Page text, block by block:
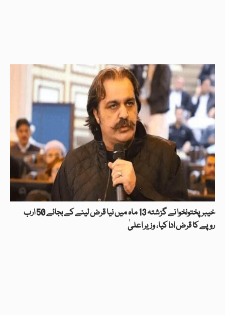
خیبرپختونخوا نے گزشتہ 13 ماہ میں نیا قرض لینے کے بجائے 50 ارب
روپے کا قرض ادا کیا، وزیر اعلیٰ